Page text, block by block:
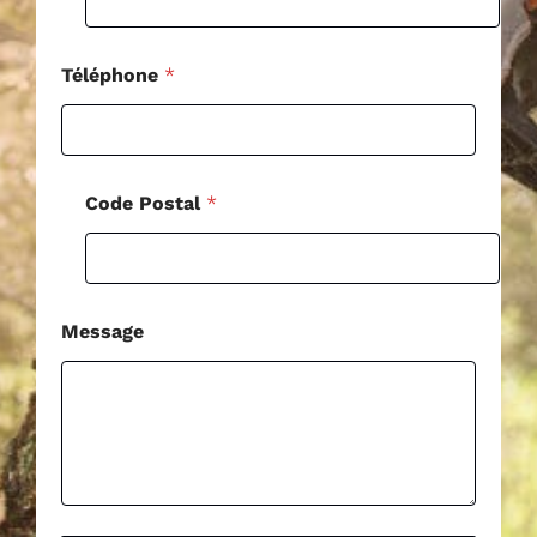
Téléphone *
Code Postal *
M
s
s
g
e
*
Message